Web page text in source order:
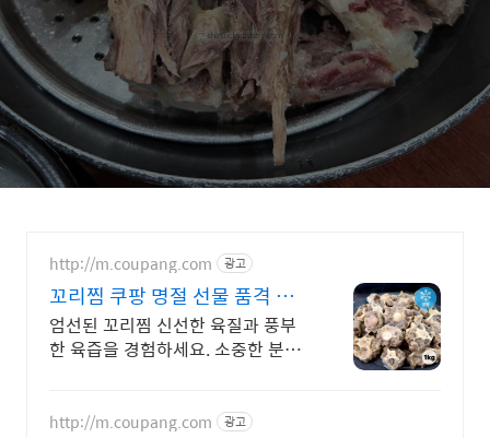
http://m.coupang.com 광고
꼬리찜 쿠팡 명절 선물 품격 소
고기
엄선된 꼬리찜 신선한 육질과 풍부
한 육즙을 경험하세요. 소중한 분께
http://m.coupang.com 광고